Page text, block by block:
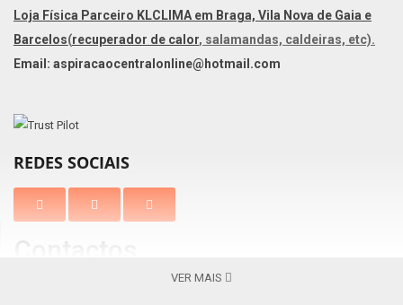
Loja Física Parceiro KLCLIMA em Braga, Vila Nova de Gaia e
Barcelos(recuperador de calor, salamandas, caldeiras, etc).
Email: aspiracaocentralonline@hotmail.com
REDES SOCIAIS
Contactos
VER MAIS